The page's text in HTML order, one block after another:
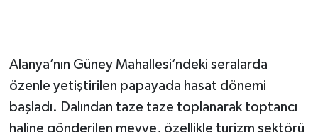
Alanya’nın Güney Mahallesi’ndeki seralarda
özenle yetiştirilen papayada hasat dönemi
başladı. Dalından taze taze toplanarak toptancı
haline gönderilen meyve, özellikle turizm sektörü